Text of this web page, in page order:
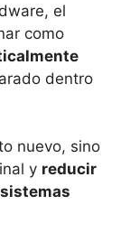
el
como
dentro
nuevo, sino
y reducir